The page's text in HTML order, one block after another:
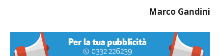
Marco Gandini